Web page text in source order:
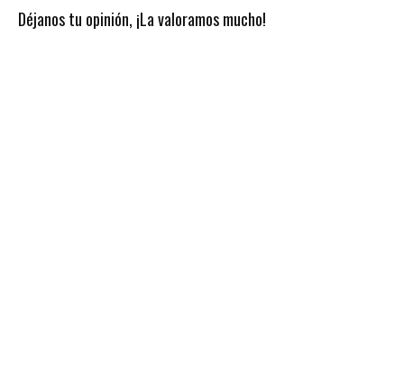
Déjanos tu opinión, ¡La valoramos mucho!